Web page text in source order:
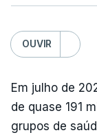
OUVIR
Em julho de
de quase 191
grupos de